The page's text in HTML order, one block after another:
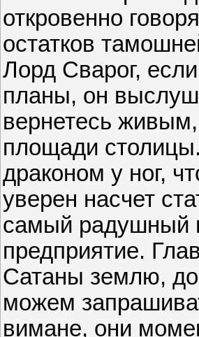
откровенно
остатков
Лорд Сварог,
планы, он
вернетесь
площади
драконом у ног,
уверен насчет
самый радушный
предприятие.
Сатаны землю,
можем
вимане, они